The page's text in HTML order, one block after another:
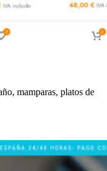
mamparas, platos de